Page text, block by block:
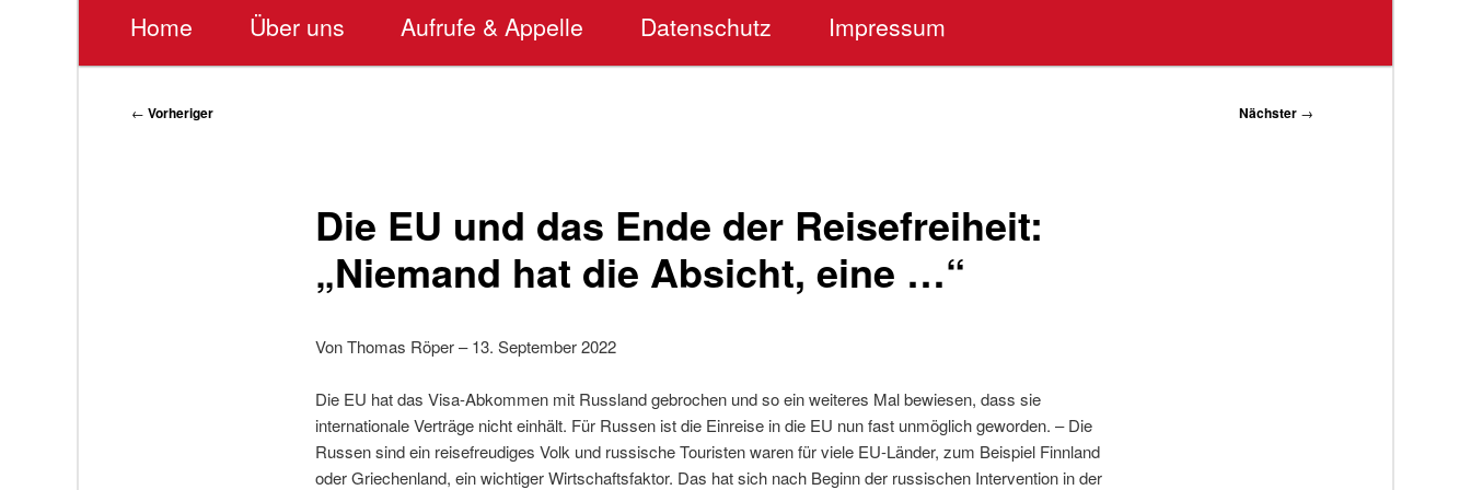
Home Über uns Aufrufe & Appelle Datenschutz Impressum
Beitragsnavigation
← Vorheriger Nächster →
Die EU und das Ende der Reisefreiheit:
„Niemand hat die Absicht, eine …“
Von Thomas Röper – 13. September 2022
Die EU hat das Visa-Abkommen mit Russland gebrochen und so ein weiteres Mal bewiesen, dass sie
internationale Verträge nicht einhält. Für Russen ist die Einreise in die EU nun fast unmöglich geworden. – Die
Russen sind ein reisefreudiges Volk und russische Touristen waren für viele EU-Länder, zum Beispiel Finnland
oder Griechenland, ein wichtiger Wirtschaftsfaktor. Das hat sich nach Beginn der russischen Intervention in der